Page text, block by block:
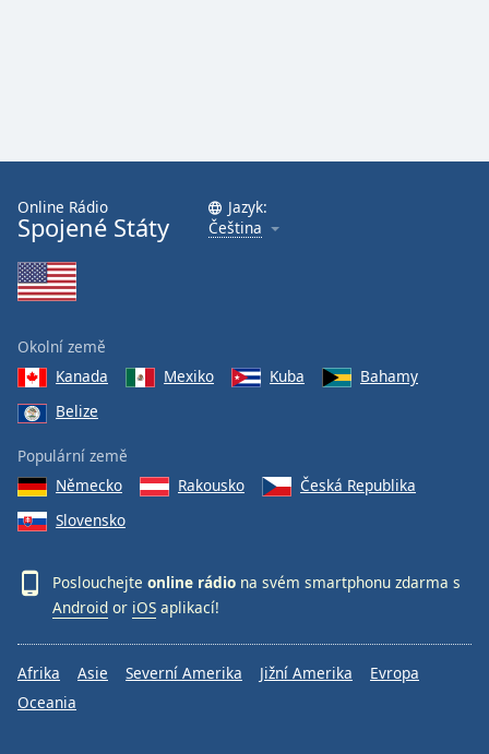
Online Rádio
Spojené Státy
Jazyk:
Čeština
Okolní země
Kanada
Mexiko Kuba
Bahamy
Belize
Populární země
Německo
Rakousko
Česká Republika
Slovensko
Poslouchejte online rádio na svém smartphonu zdarma s
Android or iOS aplikací!
Afrika Asie Severní Amerika Jižní Amerika
Evropa
Oceania